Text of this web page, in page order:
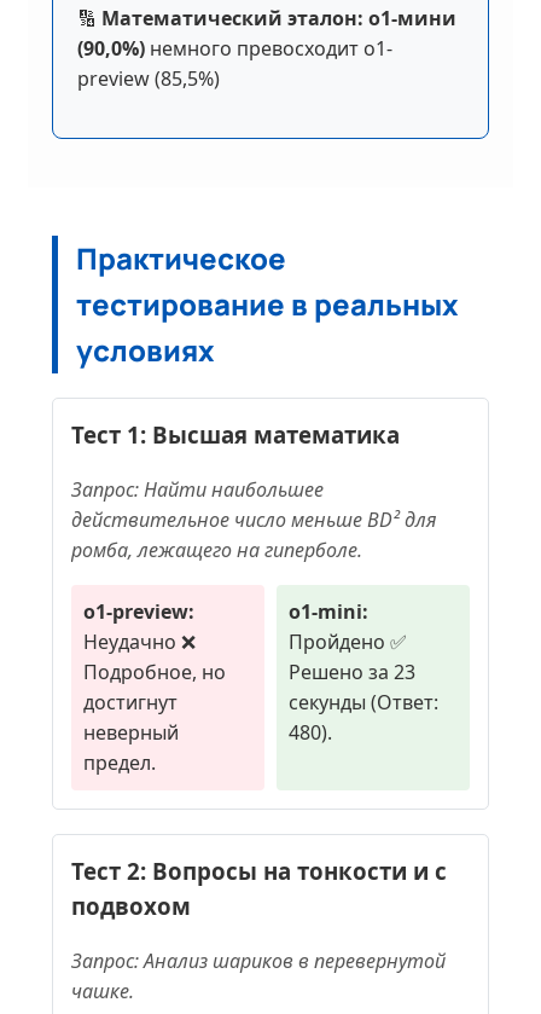
🔢 Математический эталон: о1-мини
(90,0%)немного превосходит o1-
preview (85,5%)
Практическое
тестирование в реальных
условиях
Тест 1: Высшая математика
Запрос: Найти наибольшее
действительное число меньше BD² для
ромба, лежащего на гиперболе.
o1-preview:
Неудачно ❌
Подробное, но
достигнут
неверный
предел.
o1-mini:
Пройдено ✅
Решено за 23
секунды (Ответ:
480).
Тест 2: Вопросы на тонкости и с
подвохом
Запрос: Анализ шариков в перевернутой
чашке.